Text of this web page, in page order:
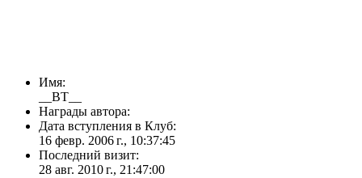
Имя:
__BT__
Награды автора:
Дата вступления в Клуб:
16 февр. 2006 г., 10:37:45
Последний визит:
28 авг. 2010 г., 21:47:00